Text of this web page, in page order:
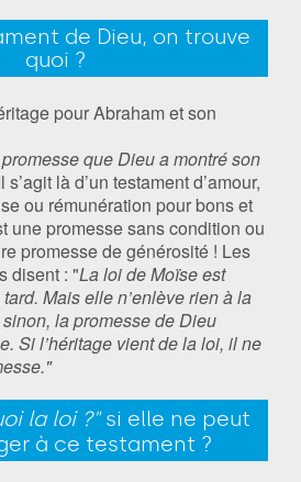
de Dieu, on trouve
quoi ?
pour Abraham et son
que Dieu a montré son
s’agit là d’un testament d’amour,
ou rémunération pour bons et
une promesse sans condition ou
promesse de générosité ! Les
disent : "La loi de Moïse est
Mais elle n’enlève rien à la
la promesse de Dieu
Si l’héritage vient de la loi, il ne
la loi ?"si elle ne peut
à ce testament ?